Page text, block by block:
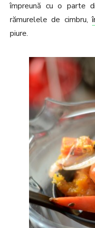
împreună cu o parte
rămurelele de cimbru,
piure.